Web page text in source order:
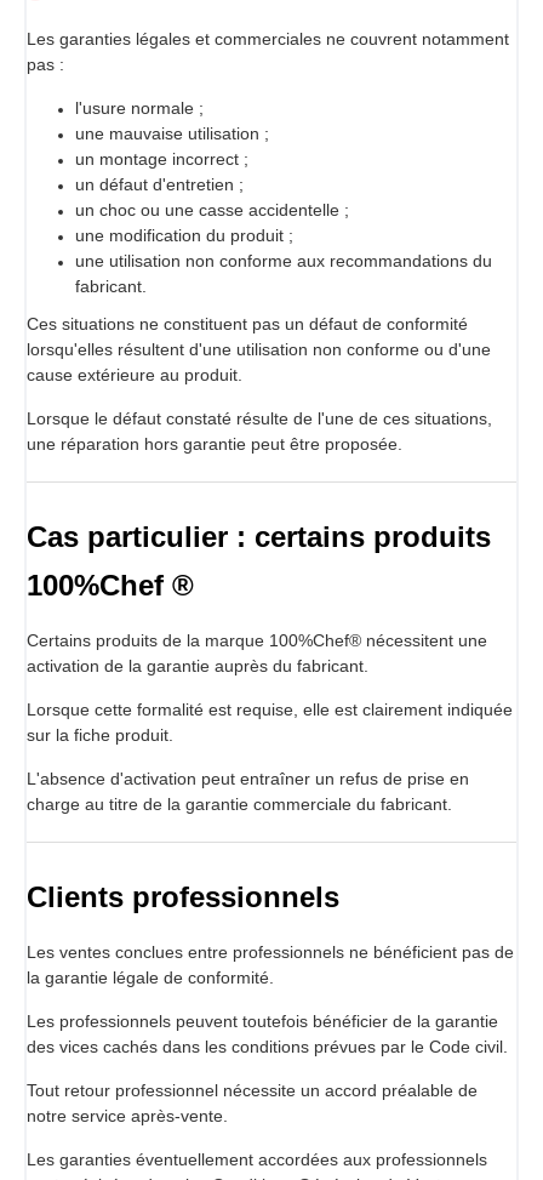
Les garanties légales et commerciales ne couvrent notamment
pas :
l'usure normale ;
une mauvaise utilisation ;
un montage incorrect ;
un défaut d'entretien ;
un choc ou une casse accidentelle ;
une modification du produit ;
une utilisation non conforme aux recommandations du
fabricant.
Ces situations ne constituent pas un défaut de conformité
lorsqu'elles résultent d'une utilisation non conforme ou d'une
cause extérieure au produit.
Lorsque le défaut constaté résulte de l'une de ces situations,
une réparation hors garantie peut être proposée.
Cas particulier : certains produits
100%Chef ®
Certains produits de la marque 100%Chef® nécessitent une
activation de la garantie auprès du fabricant.
Lorsque cette formalité est requise, elle est clairement indiquée
sur la fiche produit.
L'absence d'activation peut entraîner un refus de prise en
charge au titre de la garantie commerciale du fabricant.
Clients professionnels
Les ventes conclues entre professionnels ne bénéficient pas de
la garantie légale de conformité.
Les professionnels peuvent toutefois bénéficier de la garantie
des vices cachés dans les conditions prévues par le Code civil.
Tout retour professionnel nécessite un accord préalable de
notre service après-vente.
Les garanties éventuellement accordées aux professionnels